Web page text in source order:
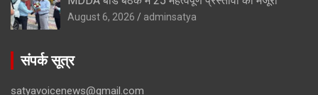
August 6, 2026 adminsatya
संपर्क सूत्र
satyavoicenews@gmail.com